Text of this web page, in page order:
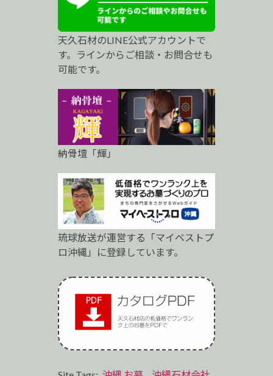
ロ
天久石材のLINE公式アカウントで
す。ラインからご相談・お問合せも
可能です。
納骨壇「輝」
琉球放送が運営する「マイベストプ
ロ沖縄」に登録しています。